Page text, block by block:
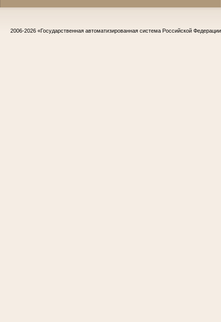
2006-2026 «Государственная автоматизированная система Российской